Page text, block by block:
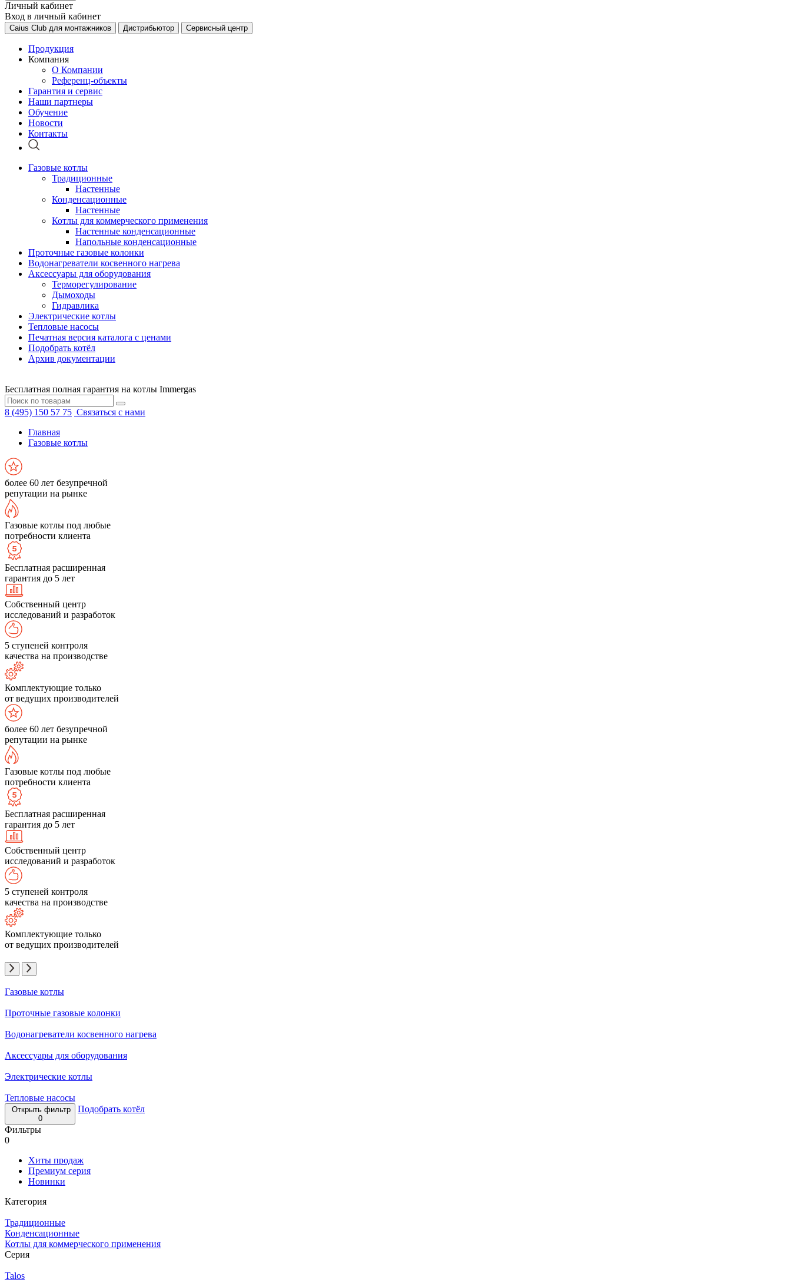
Личный кабинет
Вход в личный кабинет
Caius Club для монтажников Дистрибьютор Сервисный центр
Продукция
Компания
О Компании
Референц-объекты
Гарантия и сервис
Наши партнеры
Обучение
Новости
Контакты
Газовые котлы
Традиционные
Настенные
Конденсационные
Настенные
Котлы для коммерческого применения
Настенные конденсационные
Напольные конденсационные
Проточные газовые колонки
Водонагреватели косвенного нагрева
Аксессуары для оборудования
Терморегулирование
Дымоходы
Гидравлика
Электрические котлы
Тепловые насосы
Печатная версия каталога с ценами
Подобрать котёл
Архив документации
Бесплатная полная гарантия на котлы Immergas
8 (495) 150 57 75 Связаться с нами
Главная
Газовые котлы
более 60 лет безупречной
репутации на рынке
Газовые котлы под любые
потребности клиента
Бесплатная расширенная
гарантия до 5 лет
Собственный центр
исследований и разработок
5 ступеней контроля
качества на производстве
Комплектующие только
от ведущих производителей
более 60 лет безупречной
репутации на рынке
Газовые котлы под любые
потребности клиента
Бесплатная расширенная
гарантия до 5 лет
Собственный центр
исследований и разработок
5 ступеней контроля
качества на производстве
Комплектующие только
от ведущих производителей
Газовые котлы
Проточные газовые колонки
Водонагреватели косвенного нагрева
Аксессуары для оборудования
Электрические котлы
Тепловые насосы
Открыть фильтр
0
Подобрать котёл
Фильтры
0
Хиты продаж
Премиум серия
Новинки
Категория
Традиционные
Конденсационные
Котлы для коммерческого применения
Серия
Talos